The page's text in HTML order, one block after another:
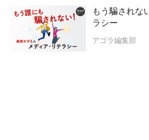
もう騙されな
ラシー
アゴラ編集部